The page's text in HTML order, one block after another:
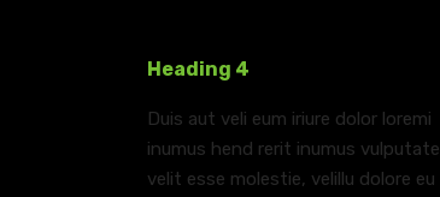
Heading 4
Duis aut veli eum iriure dolor loremi
inumus hend rerit inumus vulputate
velit esse molestie, velillu dolore eu